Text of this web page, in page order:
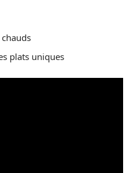
plats uniques